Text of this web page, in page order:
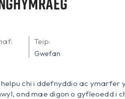
Teip:
Gwefan
helpu chi i ddefnyddio ac ymarfer
ond mae digon o gyfleoedd i